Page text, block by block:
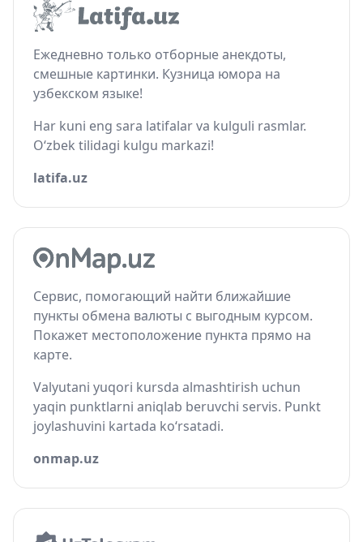
Ежедневно только отборные анекдоты,
смешные картинки. Кузница юмора на
узбекском языке!
Har kuni eng sara latifalar va kulguli rasmlar.
O‘zbek tilidagi kulgu markazi!
latifa.uz
Сервис, помогающий найти ближайшие
пункты обмена валюты с выгодным курсом.
Покажет местоположение пункта прямо на
карте.
Valyutani yuqori kursda almashtirish uchun
yaqin punktlarni aniqlab beruvchi servis. Punkt
joylashuvini kartada ko‘rsatadi.
onmap.uz